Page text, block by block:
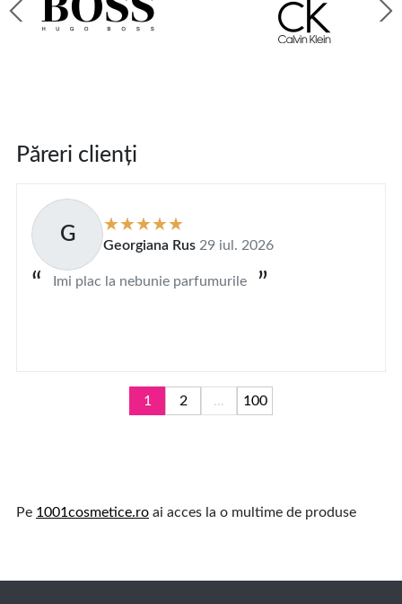
Păreri clienți
G Georgiana Rus 29 iul. 2026
Imi plac la nebunie parfumurile
1 2 ... 100
Pe 1001cosmetice.ro ai acces la o multime de produse